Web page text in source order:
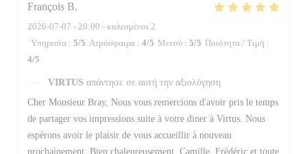
François B
2026-07-07 - 20:00 - καλεσμένοι 2
Υπηρεσία : 5/5 Ατμόσφαιρα : 4/5 Μενού : 5/5 Ποιότητα / Τιμή :
4/5
VIRTUS απάντησε σε αυτή την αξιολόγηση
Cher Monsieur Bray, Nous vous remercions d'avoir pris le temps
de partager vos impressions suite à votre diner à Virtus. Nous
espérons avoir le plaisir de vous accueillir à nouveau
prochainement, Bien chaleureusement, Camille, Frédéric et toute